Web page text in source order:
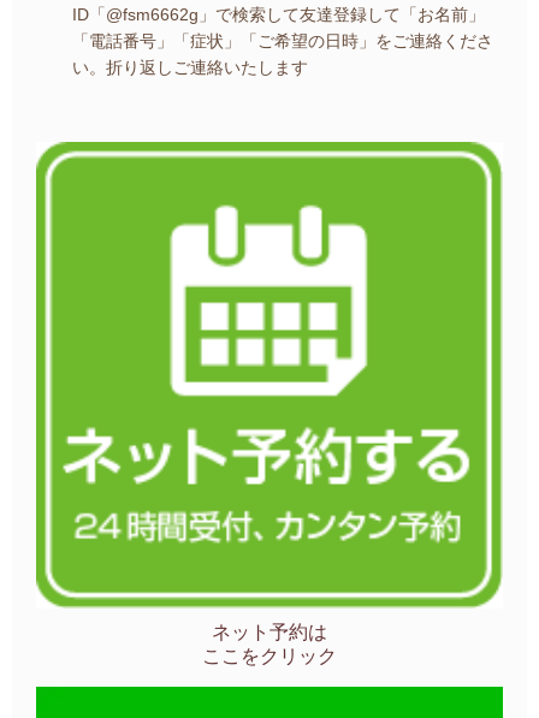
ID「@fsm6662g」で検索して友達登録して
「お名前」
「電話番号」「症状」「ご希望の日時」をご連絡くださ
い。 折り返しご連絡いたします
ネット予約は
ここをクリック